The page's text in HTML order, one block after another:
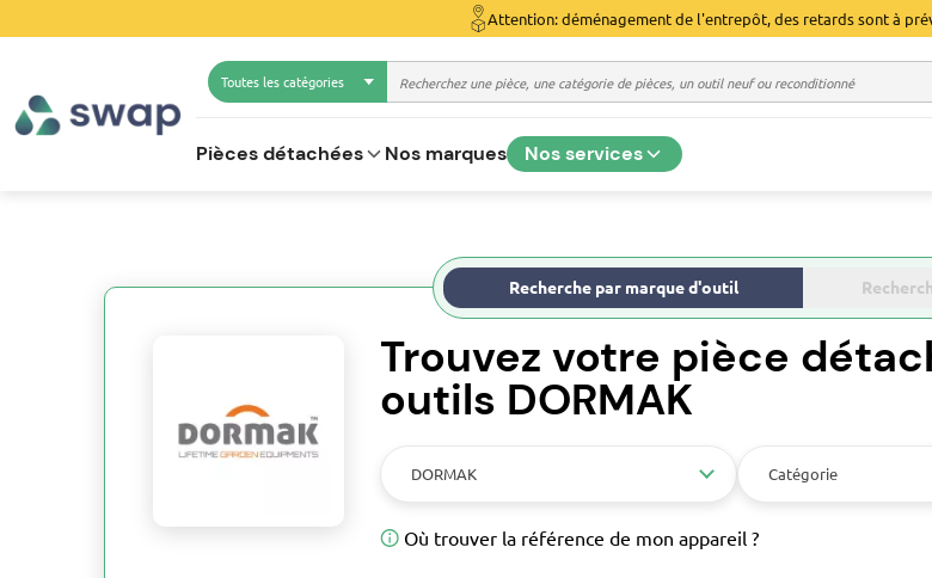
Attention: déménagement de l'entrepôt, des retards sont à
Toutes les catégories
Pièces détachées Nos marques Nos services
Recherche par marque d'outil
Trouvez votre pièce
outils DORMAK
DORMAK Catégorie
Où trouver la référence de mon appareil ?